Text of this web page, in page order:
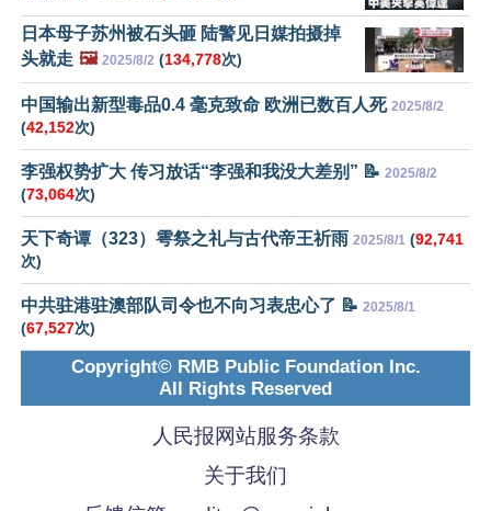
日本母子苏州被石头砸 陆警见日媒拍摄掉
头就走 🖼️ 2025/8/2 (134,778次)
中国输出新型毒品0.4 毫克致命 欧洲已数百人死 2025/8/2
(42,152次)
李强权势扩大 传习放话“李强和我没大差别” 📝 2025/8/2
(73,064次)
天下奇谭（323）雩祭之礼与古代帝王祈雨 2025/8/1 (92,741
次)
中共驻港驻澳部队司令也不向习表忠心了 📝 2025/8/1
(67,527次)
Copyright© RMB Public Foundation Inc.
All Rights Reserved
人民报网站服务条款
关于我们